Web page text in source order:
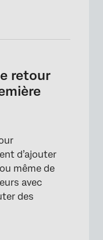
retour
d’ajouter
même de
avec
des